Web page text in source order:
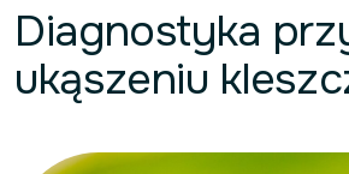
Diagnostyka
ukąszeniu